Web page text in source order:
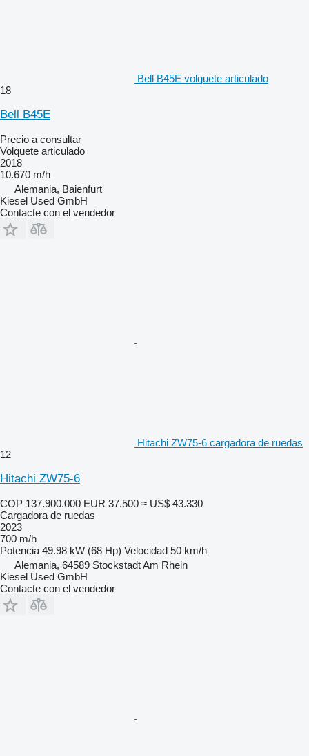
Bell B45E volquete articulado
18
Bell B45E
Precio a consultar
Volquete articulado
2018
10.670 m/h
Alemania, Baienfurt
Kiesel Used GmbH
Contacte con el vendedor
Hitachi ZW75-6 cargadora de ruedas
12
Hitachi ZW75-6
COP 137.900.000 EUR 37.500 ≈ US$ 43.330
Cargadora de ruedas
2023
700 m/h
Potencia 49.98 kW (68 Hp) Velocidad 50 km/h
Alemania, 64589 Stockstadt Am Rhein
Kiesel Used GmbH
Contacte con el vendedor